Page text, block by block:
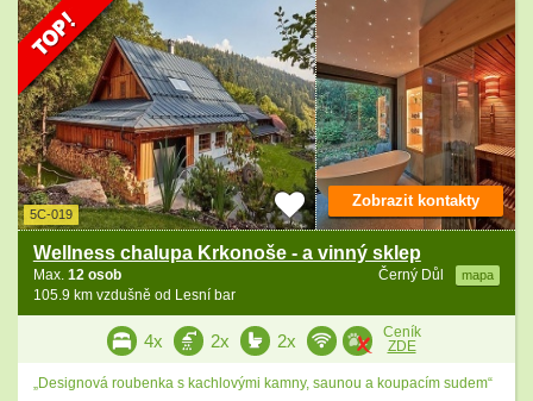
5C-019
Wellness chalupa Krkonoše - a vinný sklep
Černý Důl mapa
Max. 12 osob
105.9 km vzdušně od Lesní bar
Zobrazit kontakty
4x 2x 2x
Ceník
ZDE
„Designová roubenka s kachlovými kamny, saunou a koupacím sudem“